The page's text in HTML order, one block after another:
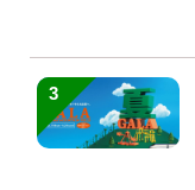
3